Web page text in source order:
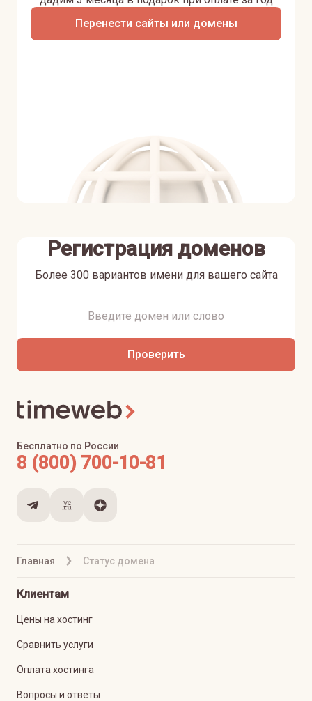
Перенести сайты или домены
Регистрация доменов
Более 300 вариантов имени для вашего сайта
Проверить
Главная Статус домена
Бесплатно по России
8 (800) 700-10-81
Клиентам
Цены на хостинг
Сравнить услуги
Оплата хостинга
Вопросы и ответы